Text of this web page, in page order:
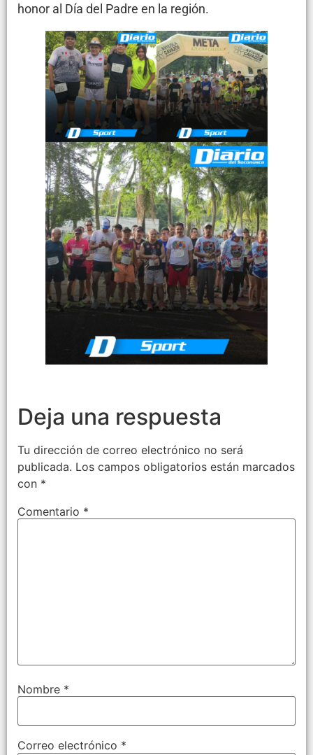
honor al Día del Padre en la región.
Deja una respuesta
Tu dirección de correo electrónico no será
publicada. Los campos obligatorios están marcados
con *
Comentario *
Nombre *
Correo electrónico *